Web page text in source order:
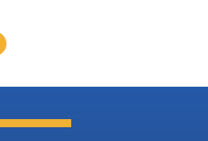
seguro y coordinado en entornos
la transferencia de
Es la col...